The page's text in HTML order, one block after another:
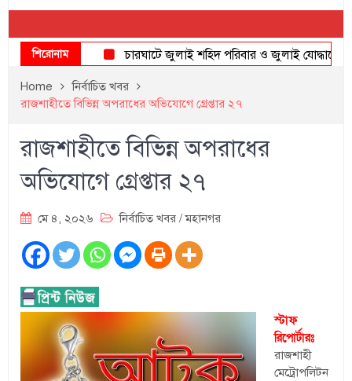
জুলাই শহিদদের আত্মত্যাগ জাতি চিরকাল শ্রদ্ধার সাথে
শিরোনাম চারঘাটে জুলাই শহিদ পরিবার ও জুলাই যোদ্ধাদের
Home
নির্বাচিত খবর
রাজশাহীতে বিভিন্ন অপরাধের অভিযোগে গ্রেপ্তার ২৭
রাজশাহীতে বিভিন্ন অপরাধের
অভিযোগে গ্রেপ্তার ২৭
মে ৪, ২০২৬ নির্বাচিত খবর /মহানগর
স্টাফ
রিপোর্টারঃ
রাজশাহী
মেট্রোপলিটন